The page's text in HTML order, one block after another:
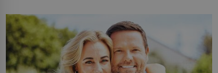
můžete obohatit své rituály a přinést do svého života
větší harmonii a klid. Je důležité